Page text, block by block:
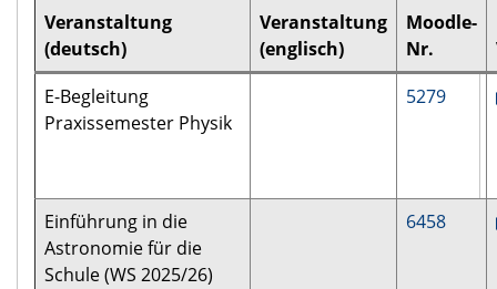
Veranstaltung
(deutsch)
Veranstaltung
(englisch)
Moodle-
Nr.
E-Begleitung
Praxissemester Physik
5279
Einführung in die
Astronomie für die
Schule (WS 2025/26)
6458